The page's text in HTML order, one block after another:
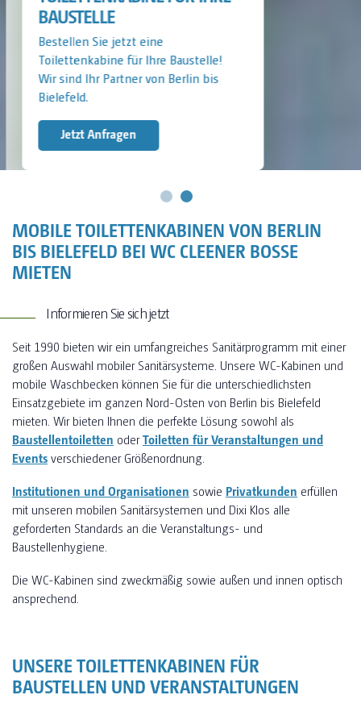
BAUSTELLE
Bestellen Sie jetzt eine
Toilettenkabine für Ihre Baustelle!
Wir sind Ihr Partner von Berlin bis
Bielefeld.
Jetzt Anfragen
MOBILE TOILETTENKABINEN VON BERLIN
BIS BIELEFELD BEI WC CLEENER BOSSE
MIETEN
Informieren Sie sich jetzt
Seit 1990 bieten wir ein umfangreiches Sanitärprogramm mit einer
großen Auswahl mobiler Sanitärsysteme. Unsere WC-Kabinen und
mobile Waschbecken können Sie für die unterschiedlichsten
Einsatzgebiete im ganzen Nord-Osten von Berlin bis Bielefeld
mieten. Wir bieten Ihnen die perfekte Lösung sowohl als
Baustellentoiletten oderToiletten für Veranstaltungen und
Eventsverschiedener Größenordnung.
Institutionen und Organisationen sowie Privatkunden erfüllen
mit unseren mobilen Sanitärsystemen und Dixi Klos alle
geforderten Standards an die Veranstaltungs- und
Baustellenhygiene.
Die WC-Kabinen sind zweckmäßig sowie außen und innen optisch
ansprechend.
UNSERE TOILETTENKABINEN FÜR
BAUSTELLEN UND VERANSTALTUNGEN